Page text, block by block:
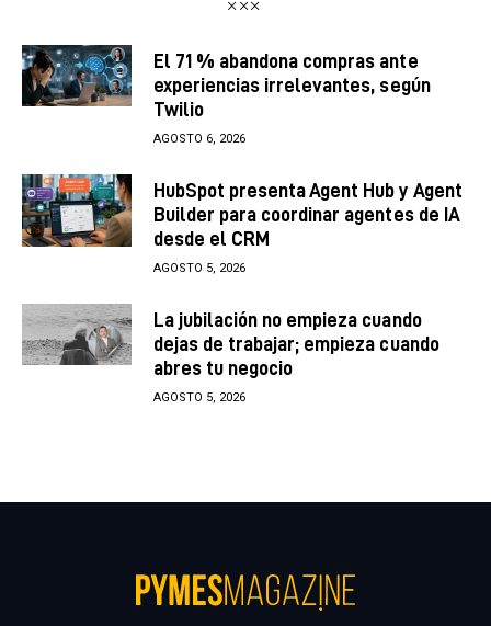
El 71 % abandona compras ante
experiencias irrelevantes, según
Twilio
AGOSTO 6, 2026
HubSpot presenta Agent Hub y Agent
Builder para coordinar agentes de IA
desde el CRM
AGOSTO 5, 2026
La jubilación no empieza cuando
dejas de trabajar; empieza cuando
abres tu negocio
AGOSTO 5, 2026